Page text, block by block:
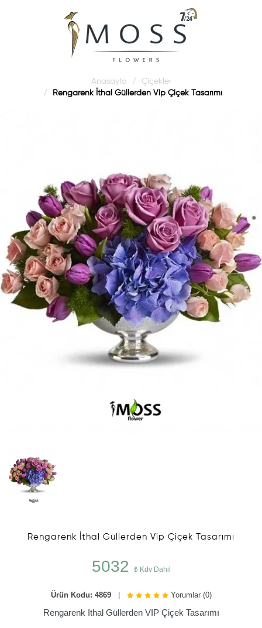
Anasayfa
Çiçekler
Rengarenk İthal Güllerden Vip Çiçek Tasarımı
Rengarenk İthal Güllerden Vip Çiçek Tasarımı
5032 ₺ Kdv Dahil
Ürün Kodu: 4869| Yorumlar (0)
Rengarenk Ithal Güllerden VIP Çiçek Tasarımı